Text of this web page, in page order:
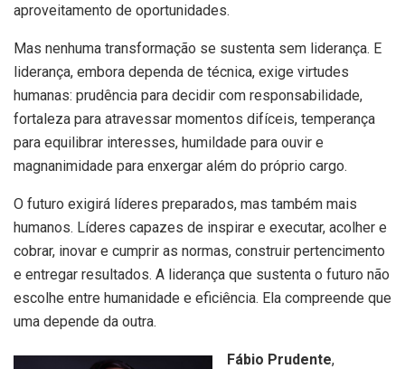
aproveitamento de oportunidades.
Mas nenhuma transformação se sustenta sem liderança. E
liderança, embora dependa de técnica, exige virtudes
humanas: prudência para decidir com responsabilidade,
fortaleza para atravessar momentos difíceis, temperança
para equilibrar interesses, humildade para ouvir e
magnanimidade para enxergar além do próprio cargo.
O futuro exigirá líderes preparados, mas também mais
humanos. Líderes capazes de inspirar e executar, acolher e
cobrar, inovar e cumprir as normas, construir pertencimento
e entregar resultados. A liderança que sustenta o futuro não
escolhe entre humanidade e eficiência. Ela compreende que
uma depende da outra.
Fábio Prudente,